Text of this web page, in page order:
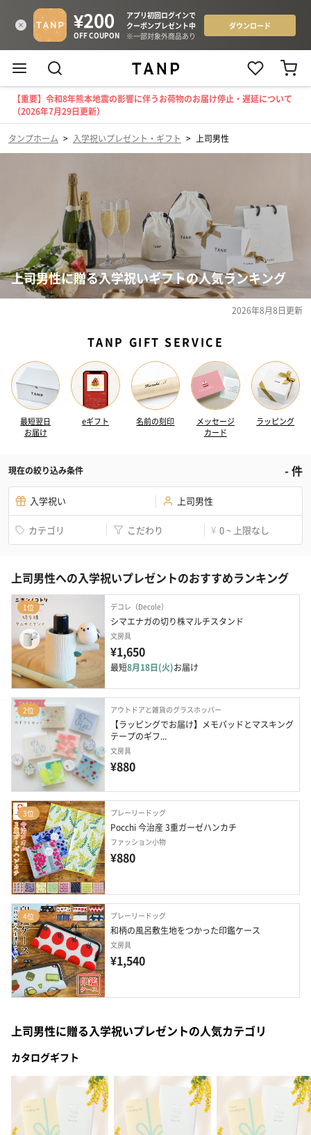
【重要】令和8年熊本地震の影響に伴うお荷物のお届け停止・遅延について
（2026年7月29日更新）
タンプホーム > 入学祝いプレゼント・ギフト > 上司男性
上司男性に贈る入学祝いギフトの人気ランキング
2026年8月8日更新
TANP GIFT SERVICE
最短翌日
お届け
eギフト 名前の刻印
メッセージ
カード
ラッピング
現在の絞り込み条件 -件
入学祝い 上司男性
カテゴリ こだわり ¥ 0 ~ 上限なし
上司男性への入学祝いプレゼントのおすすめランキング
1位 デコレ（Decole）
シマエナガの切り株マルチスタンド
文房具
¥1,650
最短8月18日(火)お届け
2位 アウトドアと雑貨のグラスホッパー
【ラッピングでお届け】メモパッドとマスキング
テープのギフ...
文房具
¥880
3位 プレーリードッグ
Pocchi 今治産 3重ガーゼハンカチ
ファッション小物
¥880
4位 プレーリードッグ
和柄の風呂敷生地をつかった印鑑ケース
文房具
¥1,540
上司男性に贈る入学祝いプレゼントの人気カテゴリ
カタログギフト